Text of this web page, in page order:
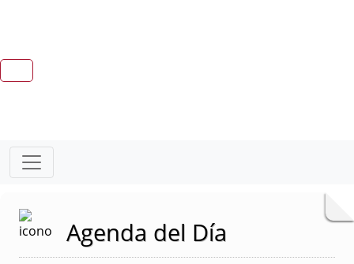
Agenda del Día